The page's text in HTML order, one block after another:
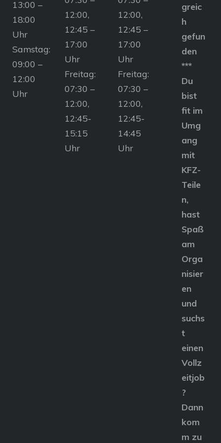
13:00 –
18:00
Uhr
Samstag:
09:00 –
12:00
Uhr
12:00,
12:45 –
17:00
Uhr
Freitag:
07:30 –
12:00,
12:45-
15:15
Uhr
12:00,
12:45 –
17:00
Uhr
Freitag:
07:30 –
12:00,
12:45-
14:45
Uhr
greic
h
gefun
den
***
Du
bist
fit im
Umg
ang
mit
KFZ-
Teile
n,
hast
Spaß
am
Orga
nisier
en
und
suchs
t
einen
Vollz
eitjob
?
Dann
kom
m zu